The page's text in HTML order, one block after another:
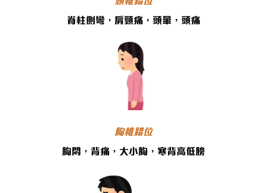
脊柱側彎，肩頸痛，頭暈，頭痛
胸椎錯位
胸悶，背痛，大小胸，寒背高低膀